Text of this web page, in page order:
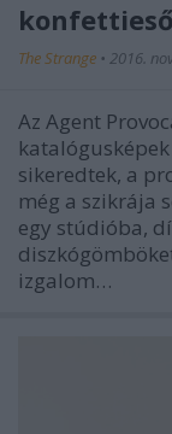
The Strange • 2016.
Az Agent
sikeredtek, a
még a szikrája
egy stúdióba,
izgalom…